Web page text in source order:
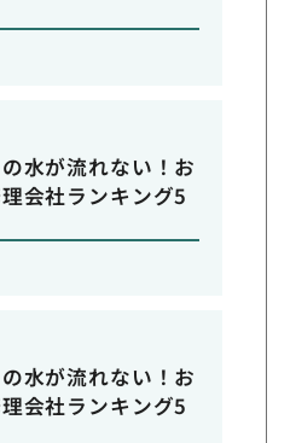
水が流れない！お
会社ランキング5
水が流れない！お
会社ランキング5